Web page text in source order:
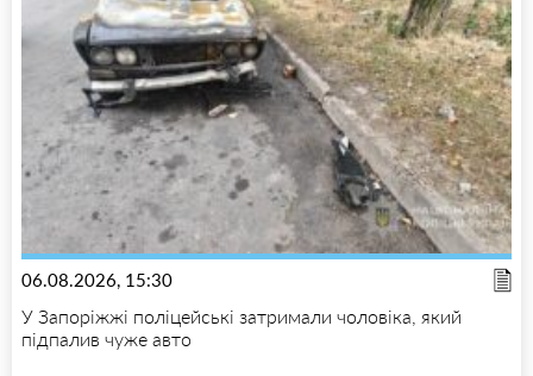
06.08.2026, 15:30
У Запоріжжі поліцейські затримали чоловіка, який
підпалив чуже авто